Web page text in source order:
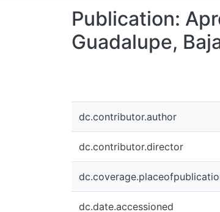
Publication:
Guadalupe,
dc.contributor.author
dc.contributor.director
dc.date.accessioned